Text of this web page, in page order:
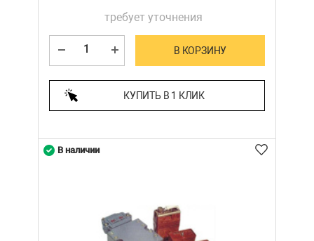
требует уточнения
В КОРЗИНУ
КУПИТЬ В 1 КЛИК
В наличии